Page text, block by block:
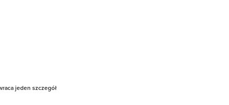
jeden szczegół